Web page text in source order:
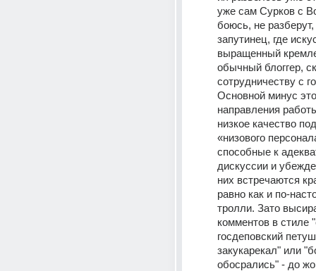
уже сам Сурков с
боюсь, не
запутинец, где
выращенный
обычный блоггер,
сотрудничеству с
Основной минус
направления
низкое качество
«низового
способные к
дискуссии и
них встречаются
равно как и по-
тролли. Зато
комментов в стиле
госдеповский
закукарекал" или
обосрались" - до